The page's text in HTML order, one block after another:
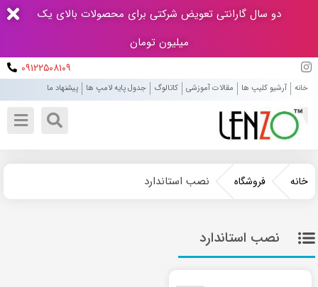
دو سال گارانتی تعویض شرکتی برای محصولات بالای یک
میلیون تومان
۰۹۱۲۲۵۰۸۱۰۹
خانه آرشیو کلیپ ها مقالات آموزشی کاتالوگ جدول پایه لامپ ها پیشنهاد ما
خانه فروشگاه نصب استاندارد
نصب استاندارد